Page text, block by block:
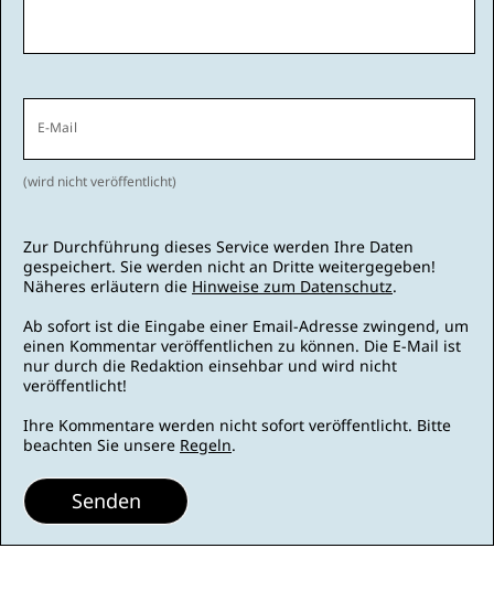
E-Mail
(wird nicht veröffentlicht)
Zur Durchführung dieses Service werden Ihre Daten
gespeichert. Sie werden nicht an Dritte weitergegeben!
Näheres erläutern die Hinweise zum Datenschutz.
Ab sofort ist die Eingabe einer Email-Adresse zwingend, um
einen Kommentar veröffentlichen zu können. Die E-Mail ist
nur durch die Redaktion einsehbar und wird nicht
veröffentlicht!
Ihre Kommentare werden nicht sofort veröffentlicht. Bitte
beachten Sie unsere Regeln.
Senden